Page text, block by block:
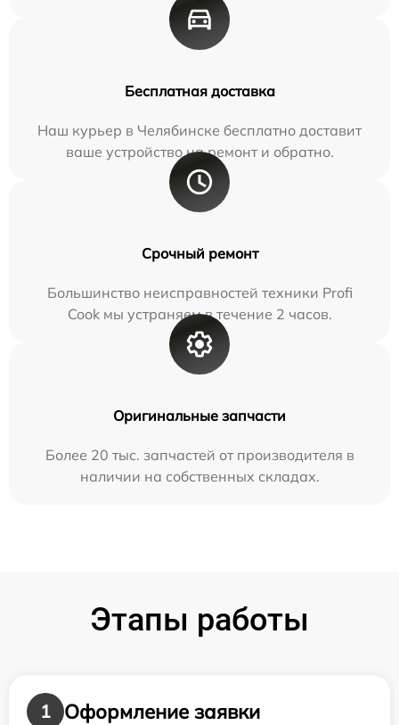
Бесплатная доставка
Наш курьер в Челябинске бесплатно доставит
ваше устройство на ремонт и обратно.
Срочный ремонт
Большинство неисправностей техники Profi
Cook мы устраняем в течение 2 часов.
Оригинальные запчасти
Более 20 тыс. запчастей от производителя в
наличии на собственных складах.
Этапы работы
1
Оформление заявки